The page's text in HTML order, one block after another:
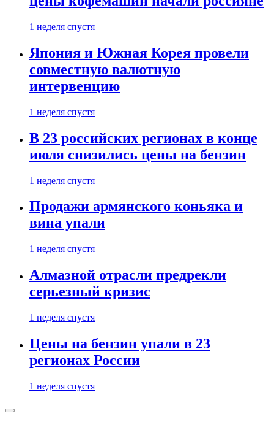
1 неделя спустя
Япония и Южная Корея провели
совместную валютную
интервенцию
1 неделя спустя
В 23 российских регионах в конце
июля снизились цены на бензин
1 неделя спустя
Продажи армянского коньяка и
вина упали
1 неделя спустя
Алмазной отрасли предрекли
серьезный кризис
1 неделя спустя
Цены на бензин упали в 23
регионах России
1 неделя спустя